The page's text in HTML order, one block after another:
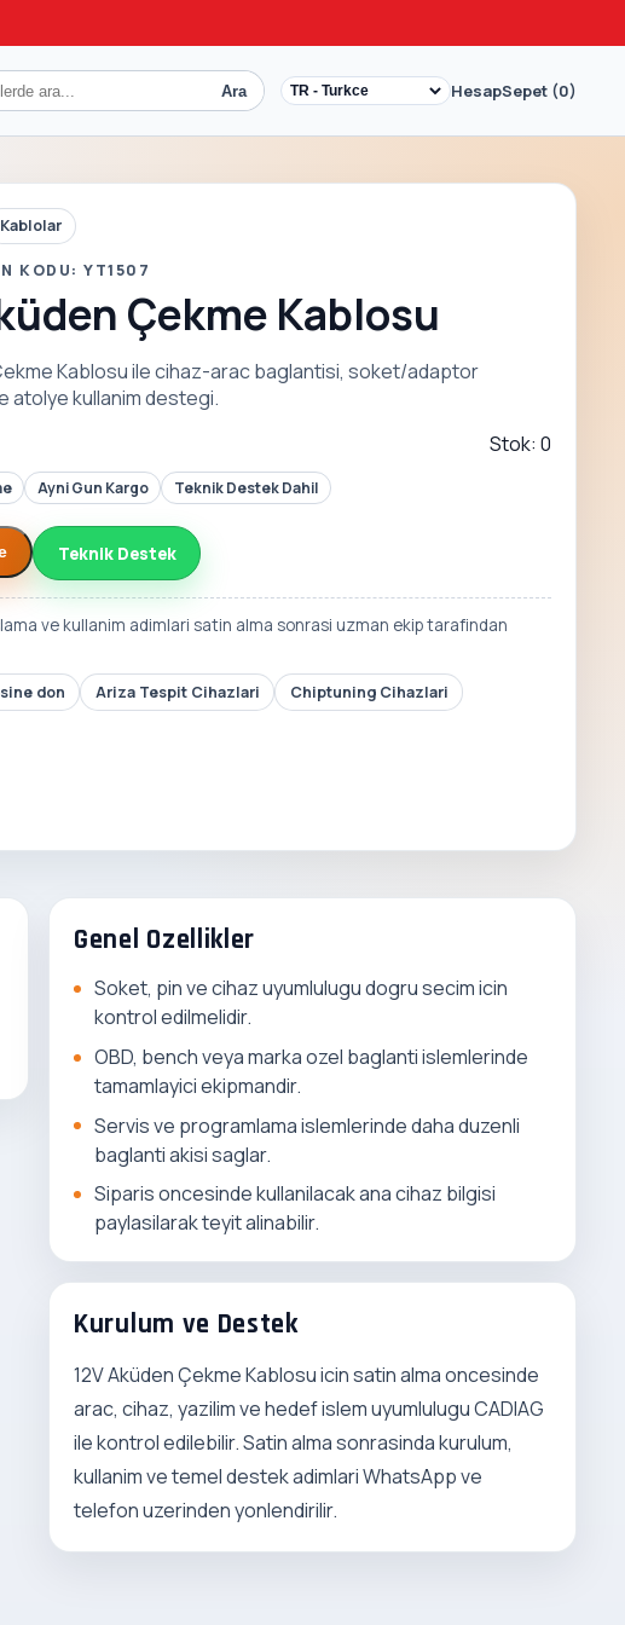
Ara HesapSepet (0)
Kablolar
KODU: YT1507
Çekme Kablosu
Kablosu ile cihaz-arac baglantisi, soket/adaptor
atolye kullanim destegi.
Stok: 0
Ayni Gun Kargo Teknik Destek Dahil
Teknik Destek
ve kullanim adimlari satin alma sonrasi uzman ekip tarafindan
don Ariza Tespit Cihazlari Chiptuning Cihazlari
Genel Ozellikler
Soket, pin ve cihaz uyumlulugu dogru secim icin
kontrol edilmelidir.
OBD, bench veya marka ozel baglanti islemlerinde
tamamlayici ekipmandir.
Servis ve programlama islemlerinde daha duzenli
baglanti akisi saglar.
Siparis oncesinde kullanilacak ana cihaz bilgisi
paylasilarak teyit alinabilir.
Kurulum ve Destek
12V Aküden Çekme Kablosu icin satin alma oncesinde
arac, cihaz, yazilim ve hedef islem uyumlulugu CADIAG
ile kontrol edilebilir. Satin alma sonrasinda kurulum,
kullanim ve temel destek adimlari WhatsApp ve
telefon uzerinden yonlendirilir.